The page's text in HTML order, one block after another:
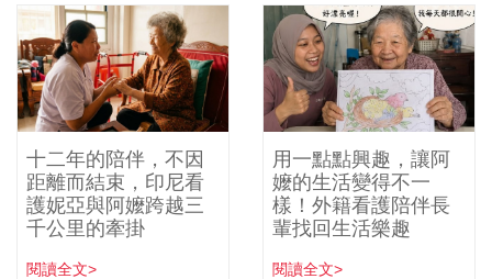
十二年的陪伴，不因
距離而結束，印尼看
護妮亞與阿嬤跨越三
千公里的牽掛
閱讀全文>
用一點點興趣，讓阿
嬤的生活變得不一
樣！外籍看護陪伴長
輩找回生活樂趣
閱讀全文>